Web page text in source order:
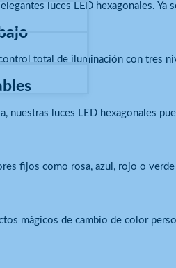
luces LED hexagonales.
total de iluminación con tres
nuestras luces LED hexagonales
fijos como rosa, azul, rojo o
mágicos de cambio de color